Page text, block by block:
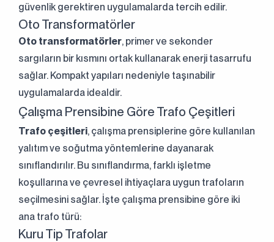
Aydınlatma Metnini okudum.
Kabul ediyorum.
Gönder
güvenlik gerektiren uygulamalarda tercih edilir.
Oto Transformatörler
Oto transformatörler, primer ve sekonder
sargıların bir kısmını ortak kullanarak enerji tasarrufu
sağlar. Kompakt yapıları nedeniyle taşınabilir
uygulamalarda idealdir.
Çalışma Prensibine Göre Trafo Çeşitleri
Trafo çeşitleri, çalışma prensiplerine göre kullanılan
yalıtım ve soğutma yöntemlerine dayanarak
sınıflandırılır. Bu sınıflandırma, farklı işletme
koşullarına ve çevresel ihtiyaçlara uygun trafoların
seçilmesini sağlar. İşte çalışma prensibine göre iki
ana trafo türü:
Kuru Tip Trafolar